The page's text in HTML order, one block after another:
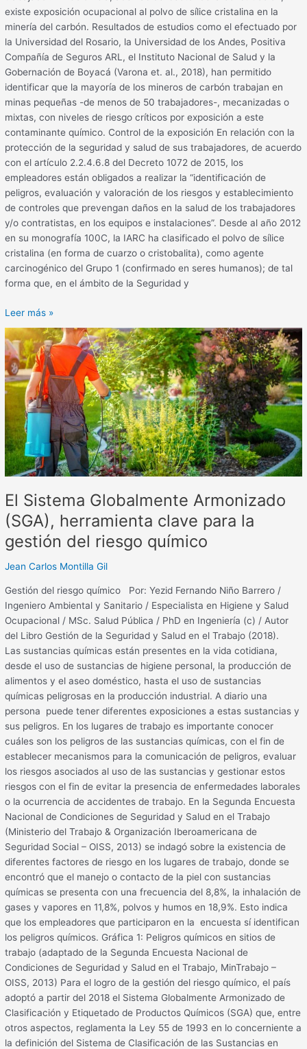
existe exposición ocupacional al polvo de sílice cristalina en la
minería del carbón. Resultados de estudios como el efectuado por
la Universidad del Rosario, la Universidad de los Andes, Positiva
Compañía de Seguros ARL, el Instituto Nacional de Salud y la
Gobernación de Boyacá (Varona et. al., 2018), han permitido
identificar que la mayoría de los mineros de carbón trabajan en
minas pequeñas -de menos de 50 trabajadores-, mecanizadas o
mixtas, con niveles de riesgo críticos por exposición a este
contaminante químico. Control de la exposición En relación con la
protección de la seguridad y salud de sus trabajadores, de acuerdo
con el artículo 2.2.4.6.8 del Decreto 1072 de 2015, los
empleadores están obligados a realizar la “identificación de
peligros, evaluación y valoración de los riesgos y establecimiento
de controles que prevengan daños en la salud de los trabajadores
y/o contratistas, en los equipos e instalaciones”. Desde al año 2012
en su monografía 100C, la IARC ha clasificado el polvo de sílice
cristalina (en forma de cuarzo o cristobalita), como agente
carcinogénico del Grupo 1 (confirmado en seres humanos); de tal
forma que, en el ámbito de la Seguridad y
Leer más »
El Sistema Globalmente Armonizado
(SGA), herramienta clave para la
gestión del riesgo químico
Jean Carlos Montilla Gil
Gestión del riesgo químico Por: Yezid Fernando Niño Barrero /
Ingeniero Ambiental y Sanitario / Especialista en Higiene y Salud
Ocupacional / MSc. Salud Pública / PhD en Ingeniería (c) / Autor
del Libro Gestión de la Seguridad y Salud en el Trabajo (2018).
Las sustancias químicas están presentes en la vida cotidiana,
desde el uso de sustancias de higiene personal, la producción de
alimentos y el aseo doméstico, hasta el uso de sustancias
químicas peligrosas en la producción industrial. A diario una
persona puede tener diferentes exposiciones a estas sustancias y
sus peligros. En los lugares de trabajo es importante conocer
cuáles son los peligros de las sustancias químicas, con el fin de
establecer mecanismos para la comunicación de peligros, evaluar
los riesgos asociados al uso de las sustancias y gestionar estos
riesgos con el fin de evitar la presencia de enfermedades laborales
o la ocurrencia de accidentes de trabajo. En la Segunda Encuesta
Nacional de Condiciones de Seguridad y Salud en el Trabajo
(Ministerio del Trabajo & Organización Iberoamericana de
Seguridad Social – OISS, 2013) se indagó sobre la existencia de
diferentes factores de riesgo en los lugares de trabajo, donde se
encontró que el manejo o contacto de la piel con sustancias
químicas se presenta con una frecuencia del 8,8%, la inhalación de
gases y vapores en 11,8%, polvos y humos en 18,9%. Esto indica
que los empleadores que participaron en la encuesta sí identifican
los peligros químicos. Gráfica 1: Peligros químicos en sitios de
trabajo (adaptado de la Segunda Encuesta Nacional de
Condiciones de Seguridad y Salud en el Trabajo, MinTrabajo –
OISS, 2013) Para el logro de la gestión del riesgo químico, el país
adoptó a partir del 2018 el Sistema Globalmente Armonizado de
Clasificación y Etiquetado de Productos Químicos (SGA) que, entre
otros aspectos, reglamenta la Ley 55 de 1993 en lo concerniente a
la definición del Sistema de Clasificación de las Sustancias en
El
Sistema
Globalmente
Armonizado
(SGA),
herramienta
clave
para
la
gestión
riesgo
químico